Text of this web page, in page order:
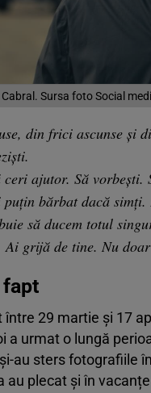
Cabral. Sursa foto Social
din frici ascunse și
ajutor. Să vorbești.
bărbat dacă
să ducem totul
grijă de tine. Nu
fapt
29 martie și 17
a urmat o lungă
au sters fotografiile
plecat și în